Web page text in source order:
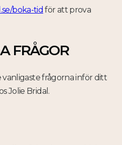
boka-tid för att prova
FRÅGOR
vanligaste frågorna inför ditt
Jolie Bridal.